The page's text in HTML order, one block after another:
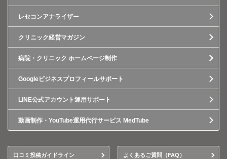
レセコンアナライザー
クリニック経営マガジン
病院・クリニック ホームページ制作
Googleビジネスプロフィールサポート
LINE公式アカウント運用サポート
動画制作・YouTube運用代行サービス MedTube
口コミ投稿ガイドライン よくあるご質問（FAQ）